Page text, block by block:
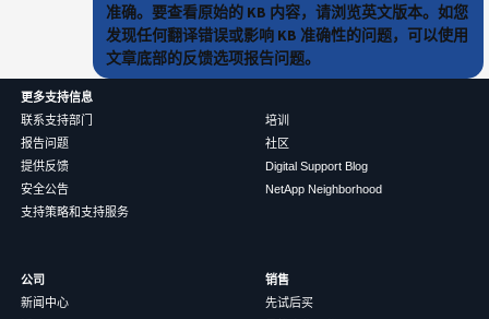
准确。要查看原始的 KB 内容，请浏览英文版本。如您
发现任何翻译错误或影响 KB 准确性的问题，可以使用
文章底部的反馈选项报告问题。
更多支持信息
联系支持部门
报告问题
提供反馈
安全公告
支持策略和支持服务
培训
社区
Digital Support Blog
NetApp Neighborhood
公司
新闻中心
销售
先试后买